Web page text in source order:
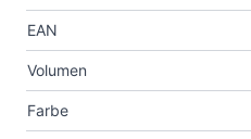
EAN
Volumen
Farbe